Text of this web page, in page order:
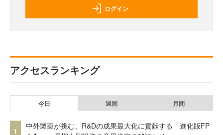
ログイン
アクセスランキング
今日 週間 月間
1
中外製薬が挑む、R&Dの成果最大化に貢献する「進化版FP